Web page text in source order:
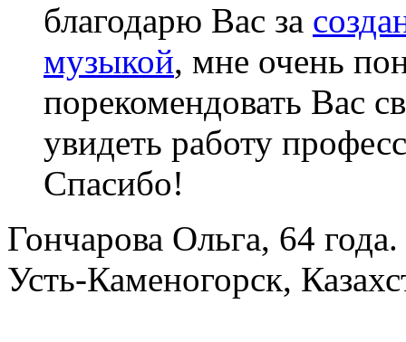
благодарю Вас за
музыкой, мне очень
порекомендовать Вас
увидеть работу
Спасибо!
Гончарова Ольга, 64 года.
Усть-Каменогорск,